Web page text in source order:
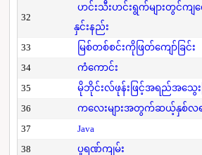
32
ဟင်းသီးဟင်းရွက်များတွင်ကျ
နှင်းနည်း
33 မြစ်တစ်စင်းကိုဖြတ်ကျော်ခြင်း
34
ကံကောင်း
35
မိုဘိုင်းလ်ဖုန်းဖြင့်အရည်အသွေးဖြ
36
ကလေးများအတွက်ဆယ့်နှစ်လရ
37
Java
38
ပူရဏ်ကျမ်း